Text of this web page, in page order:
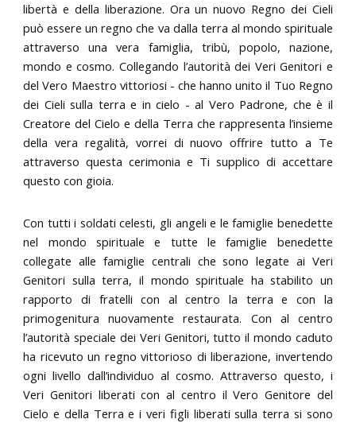
libertà e della liberazione. Ora un nuovo Regno dei Cieli
può essere un regno che va dalla terra al mondo spirituale
attraverso una vera famiglia, tribù, popolo, nazione,
mondo e cosmo. Collegando l’autorità dei Veri Genitori e
del Vero Maestro vittoriosi - che hanno unito il Tuo Regno
dei Cieli sulla terra e in cielo - al Vero Padrone, che è il
Creatore del Cielo e della Terra che rappresenta l’insieme
della vera regalità, vorrei di nuovo offrire tutto a Te
attraverso questa cerimonia e Ti supplico di accettare
questo con gioia.
Con tutti i soldati celesti, gli angeli e le famiglie benedette
nel mondo spirituale e tutte le famiglie benedette
collegate alle famiglie centrali che sono legate ai Veri
Genitori sulla terra, il mondo spirituale ha stabilito un
rapporto di fratelli con al centro la terra e con la
primogenitura nuovamente restaurata. Con al centro
l’autorità speciale dei Veri Genitori, tutto il mondo caduto
ha ricevuto un regno vittorioso di liberazione, invertendo
ogni livello dall’individuo al cosmo. Attraverso questo, i
Veri Genitori liberati con al centro il Vero Genitore del
Cielo e della Terra e i veri figli liberati sulla terra si sono